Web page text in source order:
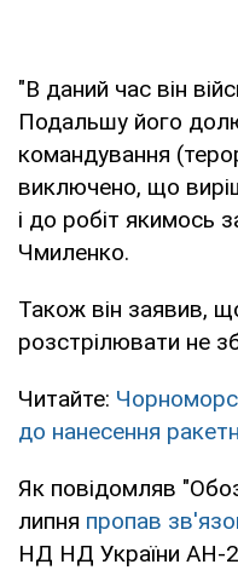
"В даний час він
Подальшу його
командування
виключено, що
і до робіт якимось
Чмиленко.
Також він заявив,
розстрілювати не
Читайте:
до нанесення
Як повідомляв
липня пропав
НД НД України АН-